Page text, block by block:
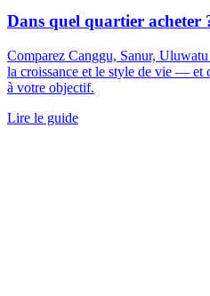
Dans quel quartier acheter
Comparez Canggu, Sanur,
la croissance et le style de vie — et
à votre objectif.
Lire le guide